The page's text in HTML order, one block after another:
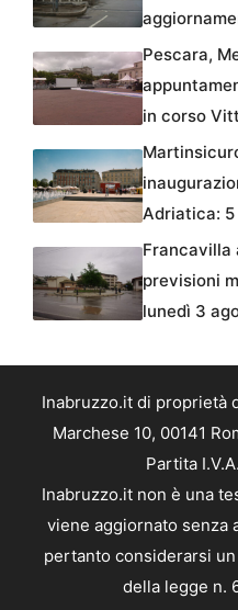
Pescara,
in corso
Adriatica:
Francavilla
previsioni
lunedì 3
Inabruzzo.it di proprietà
Marchese 10, 00141
Partita
Inabruzzo.it non è una
viene aggiornato senza
pertanto considerarsi
della legge n.